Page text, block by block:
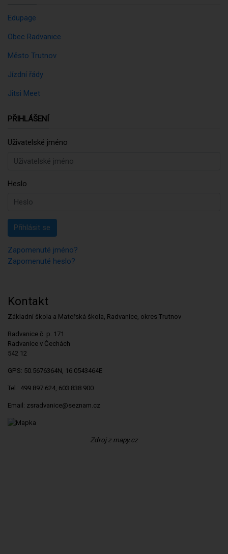
Edupage
Obec Radvanice
Město Trutnov
Jízdní řády
Jitsi Meet
PŘIHLÁŠENÍ
Uživatelské jméno
Heslo
Přihlásit se
Zapomenuté jméno?
Zapomenuté heslo?
Kontakt
Základní škola a Mateřská škola, Radvanice, okres Trutnov
Radvanice č. p. 171
Radvanice v Čechách
542 12
GPS: 50.5676364N, 16.0543464E
Tel.: 499 897 624, 603 838 900
Email: zsradvanice@seznam.cz
Zdroj z mapy.cz